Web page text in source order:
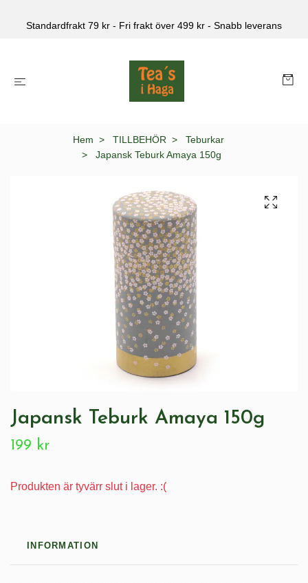
Standardfrakt 79 kr - Fri frakt över 499 kr - Snabb leverans
Hem TILLBEHÖR
Teburkar
Japansk Teburk Amaya 150g
Japansk Teburk Amaya 150g
199 kr
Produkten är tyvärr slut i lager. :(
INFORMATION